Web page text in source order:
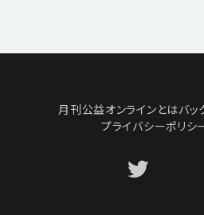
月刊公益オンラインとはバッ
プライバシーポリシ